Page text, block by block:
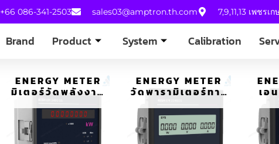
+66 086-341-2503 sales03@amptron.th.com 7,9,11,13 เพชร
Brand Product System Calibration
ENERGY METER
มิเตอร์วัดพลังงาน
EM3490SS
ENERGY METER
วัดพารามิเตอร์ทาง
แบบ DUAL
SOURCE
เอ
ไฟ